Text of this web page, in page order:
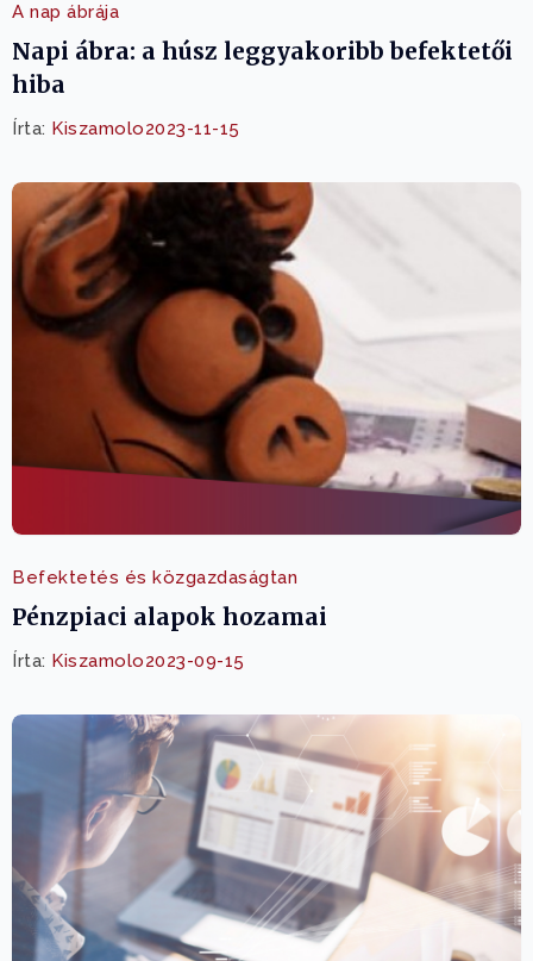
A nap ábrája
Napi ábra: a húsz leggyakoribb befektetői
hiba
Írta: Kiszamolo2023-11-15
Befektetés és közgazdaságtan
Pénzpiaci alapok hozamai
Írta: Kiszamolo2023-09-15